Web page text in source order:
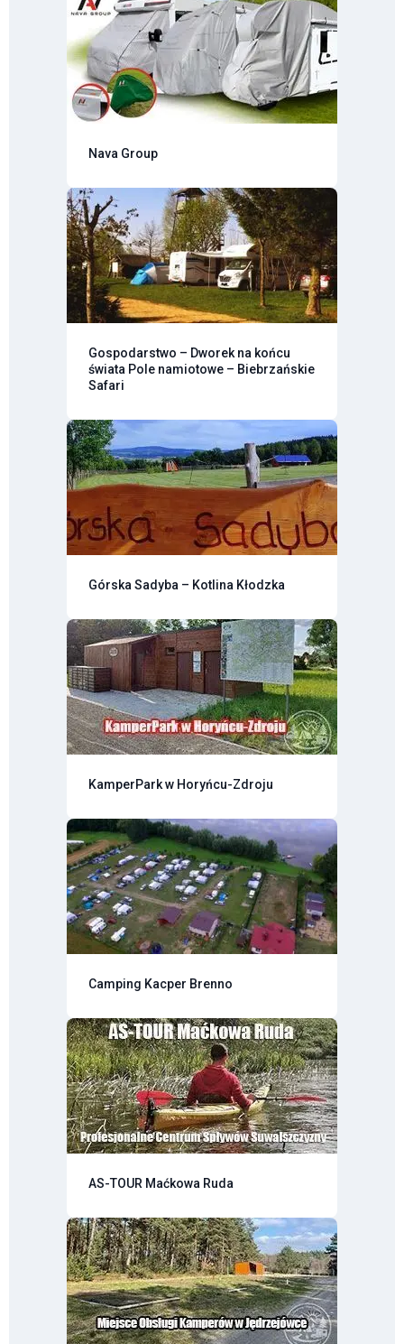
Nava Group
Gospodarstwo – Dworek na końcu
świata Pole namiotowe – Biebrzańskie
Safari
Górska Sadyba – Kotlina Kłodzka
KamperPark w Horyńcu-Zdroju
Camping Kacper Brenno
AS-TOUR Maćkowa Ruda